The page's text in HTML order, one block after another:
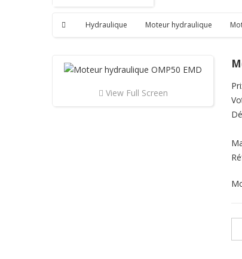
Hydraulique Moteur hydraulique
View Full Screen